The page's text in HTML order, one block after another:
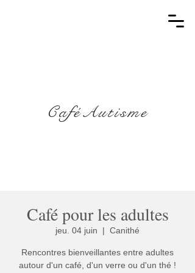
CaféAutisme
Café pour les adultes
jeu. 04 juin
  |
Canithé
Rencontres bienveillantes entre adultes
autour d'un café, d'un verre ou d'un thé !